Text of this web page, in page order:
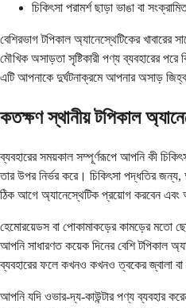
চিকিৎসা পরামর্শ ছাড়া ভাঙা বা
বেশিরভাগ টপিকাল অ্যানেস্থেটিকের খাবারের
মৌখিক অসাড়তা সৃষ্টিকারী পণ্য ব্যবহারের
এটি আপনাকে দুর্ঘটনাক্রমে আপনার অসাড়
কতক্ষণ স্থানীয় টপিকাল
ব্যবহারের সময়কাল সম্পূর্ণরূপে আপনি কী
তার উপর নির্ভর করে। চিকিৎসা পদ্ধতির জন্য,
ঠিক আগে অ্যানেস্থেটিক প্রয়োগ করবেন এবং
হেমোরয়েডস বা পোকামাকড়ের কামড়ের মতো
আপনি সাধারণত কয়েক দিনের বেশি টপিকাল
ব্যবহারের ফলে কখনও কখনও ত্বকের জ্বালা বা
আপনি যদি ওভার-দ্য-কাউন্টার পণ্য ব্যবহার